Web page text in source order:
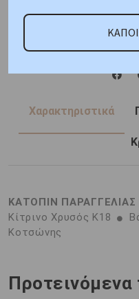
Χαρακτηριστικά
ΚΑΤΟΠΙΝ ΠΑΡΑΓΓΕΛΙΑΣ
Κίτρινο Χρυσός K18
Κοτσώνης
Προτεινόμενα